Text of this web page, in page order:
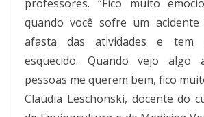
professores. “Fico muito
quando você sofre um
afasta das atividades e tem
esquecido. Quando vejo algo
pessoas me querem bem, fico
Claúdia Leschonski, docente do